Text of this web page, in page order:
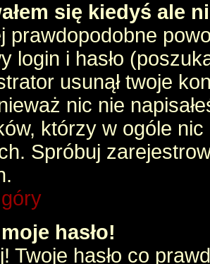
się kiedyś ale
prawdopodobne
login i hasło
usunął twoje
nic nie
którzy w ogóle
Spróbuj
hasło!
Twoje hasło co